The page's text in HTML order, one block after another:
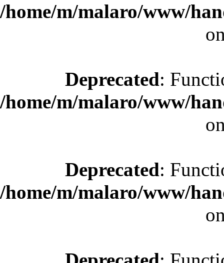
/home/m/malaro/www/
Deprecated:
/home/m/malaro/www/
Deprecated:
/home/m/malaro/www/